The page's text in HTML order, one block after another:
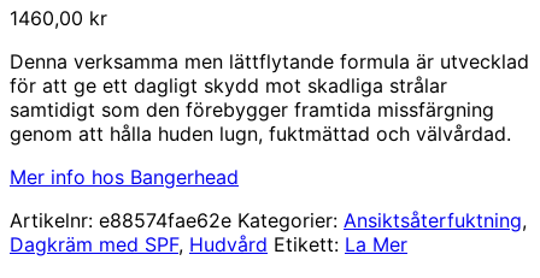
1460,00 kr
Denna verksamma men lättflytande formula är utvecklad
för att ge ett dagligt skydd mot skadliga strålar
samtidigt som den förebygger framtida missfärgning
genom att hålla huden lugn, fuktmättad och välvårdad.
Mer info hos Bangerhead
Artikelnr: e88574fae62e Kategorier: Ansiktsåterfuktning,
Dagkräm med SPF, Hudvård Etikett: La Mer